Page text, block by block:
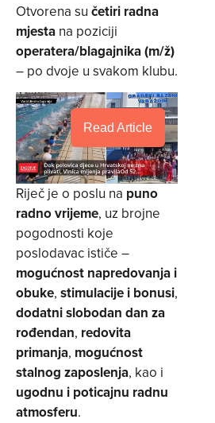
Otvorena su četiri radna
mjesta na poziciji
operatera/blagajnika (m/ž)
– po dvoje u svakom klubu.
Read Article
Riječ je o poslu na puno
radno vrijeme, uz brojne
pogodnosti koje
poslodavac ističe –
mogućnost napredovanja i
obuke, stimulacije i bonusi,
dodatni slobodan dan za
rođendan, redovita
primanja, mogućnost
stalnog zaposlenja, kao i
ugodnu i poticajnu radnu
atmosferu.